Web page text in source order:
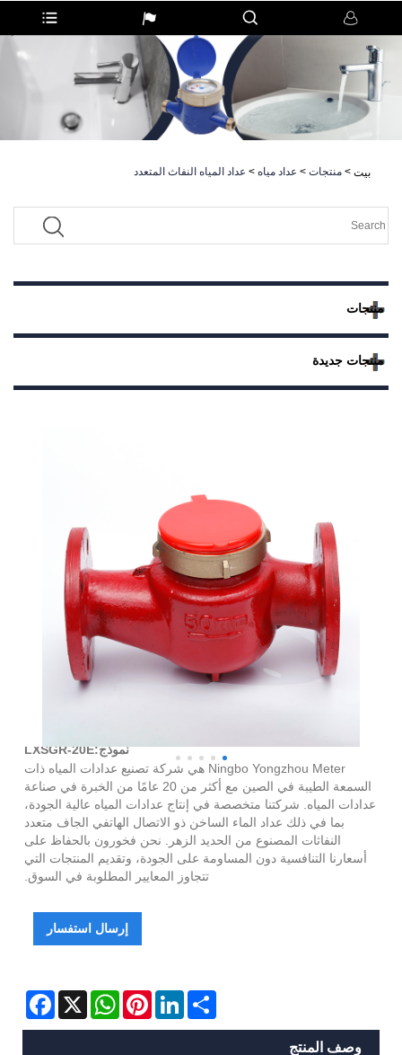
بيت > منتجات > عداد مياه > عداد المياه النفاث المتعدد
منتجات
منتجات جديدة
نموذج:LXSGR-20E
Ningbo Yongzhou Meter هي شركة تصنيع عدادات المياه ذات
السمعة الطيبة في الصين مع أكثر من 20 عامًا من الخبرة في صناعة
عدادات المياه. شركتنا متخصصة في إنتاج عدادات المياه عالية الجودة،
بما في ذلك عداد الماء الساخن ذو الاتصال الهاتفي الجاف متعدد
النفاثات المصنوع من الحديد الزهر. نحن فخورون بالحفاظ على
أسعارنا التنافسية دون المساومة على الجودة، وتقديم المنتجات التي
تتجاوز المعايير المطلوبة في السوق.
إرسال استفسار
X
WhatsAppPinterestLinkedInShare
وصف المنتج